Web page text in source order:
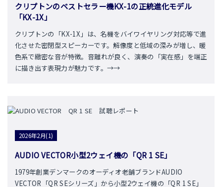
クリプトンのベストセラー機KX-1の正統進化モデル
「KX-1X」
クリプトンの「KX-1X」は、名機をバイワイヤリング対応等で進
化させた密閉型スピーカーです。解像度と低域の深みが増し、暖
色系で緻密な音が特徴。音離れが良く、演奏の「実在感」を端正
に描き出す表現力が魅力です。→→
2026年2月(1)
AUDIO VECTOR小型2ウェイ機の「QR 1 SE」
1979年創業デンマークのオーディオ老舗ブランドAUDIO
VECTOR「QR SEシリーズ」から小型2ウェイ機の「QR 1 SE」